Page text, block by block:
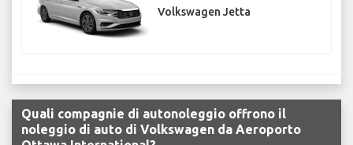
Volkswagen Jetta
Quali compagnie di autonoleggio offrono il
noleggio di auto di Volkswagen da Aeroporto